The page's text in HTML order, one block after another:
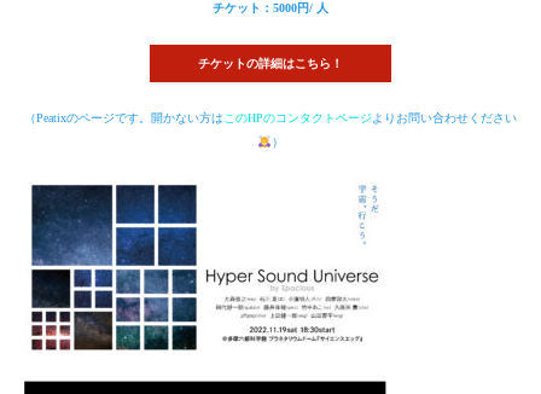
チケット：5000円/ 人
チケットの詳細はこちら！
（Peatixのページです。開かない方は このHPのコンタクトページ よりお問い合わせください
）